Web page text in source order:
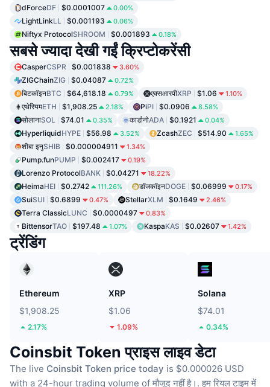
dForceDF $0.0001007 0.00%
LightLinkLL $0.001193 0.06%
Niftyx ProtocolSHROOM $0.001893 0.18%
सबसे ज्यादा देखी गईं क्रिप्टोकरेंसी
CasperCSPR $0.001838 3.60%
ZIGChainZIG $0.04087 0.72%
बिटकॉइनBTC $64,618.18 0.79% एक्सआरपीXRP $1.06 1.10%
एथेरियमETH $1,908.25 2.18% PiPI $0.0906 8.58%
सोलानाSOL $74.01 0.35% कार्डानोADA $0.1921 0.04%
HyperliquidHYPE $56.98 3.52% ZcashZEC $514.90 1.65%
शीबा इनुSHIB $0.000004911 1.34%
Pump.funPUMP $0.002417 0.19%
Lorenzo ProtocolBANK $0.04271 18.22%
HeimaHEI $0.2742 111.26% डॉजकॉइनDOGE $0.06999 0.17%
SuiSUI $0.6899 0.47% StellarXLM $0.1649 2.46%
Terra ClassicLUNC $0.0000497 0.83%
BittensorTAO $197.48 1.07% KaspaKAS $0.02607 1.42%
ट्रेंडिंग
Ethereum
$1,908.25
2.17%
XRP
$1.06
1.09%
Solana
$74.01
0.34%
Coinsbit Token प्राइस लाइव डेटा
The live Coinsbit Token price today is $0.000026 USD
with a 24-hour trading volume of मौजूद नहीं है।. हम रियल टाइम में